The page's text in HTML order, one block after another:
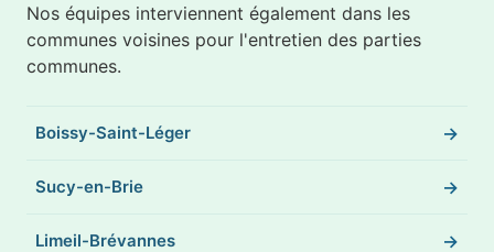
Nos équipes interviennent également dans les
communes voisines pour l'entretien des parties
communes.
Boissy-Saint-Léger
Sucy-en-Brie
Limeil-Brévannes